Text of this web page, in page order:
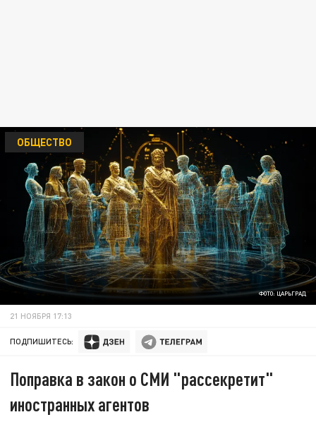
ФОТО: ЦАРЬГРАД
ОБЩЕСТВО
21 НОЯБРЯ 17:13
ПОДПИШИТЕСЬ:
Поправка в закон о СМИ "рассекретит"
иностранных агентов